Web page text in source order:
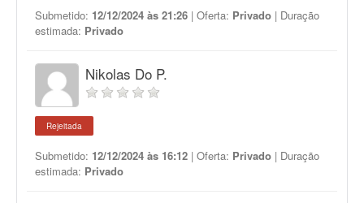
Submetido: 12/12/2024 às 21:26 | Oferta: Privado | Duração
estimada: Privado
Nikolas Do P.
Rejeitada
Submetido: 12/12/2024 às 16:12 | Oferta: Privado | Duração
estimada: Privado